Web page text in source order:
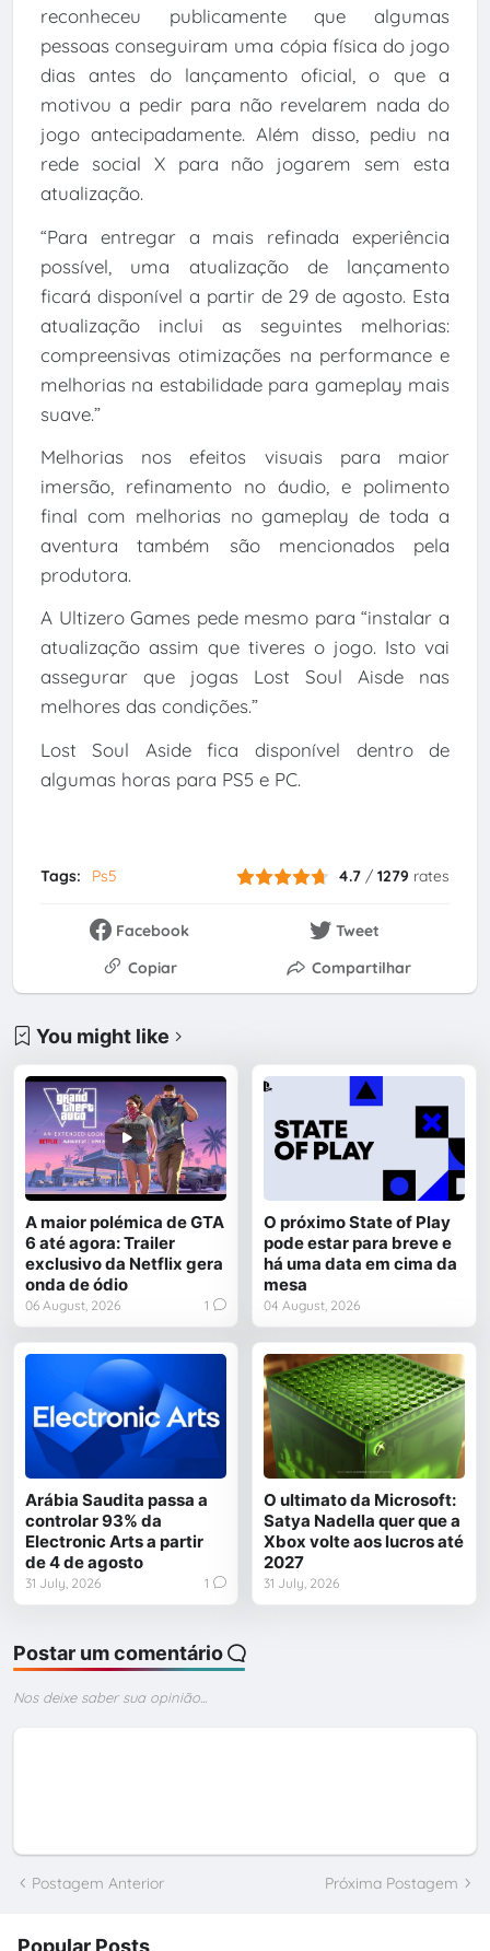
reconheceu publicamente que algumas
pessoas conseguiram uma cópia física do jogo
dias antes do lançamento oficial, o que a
motivou a pedir para não revelarem nada do
jogo antecipadamente. Além disso, pediu na
rede social X para não jogarem sem esta
atualização.
“Para entregar a mais refinada experiência
possível, uma atualização de lançamento
ficará disponível a partir de 29 de agosto. Esta
atualização inclui as seguintes melhorias:
compreensivas otimizações na performance e
melhorias na estabilidade para gameplay mais
suave.”
Melhorias nos efeitos visuais para maior
imersão, refinamento no áudio, e polimento
final com melhorias no gameplay de toda a
aventura também são mencionados pela
produtora.
A Ultizero Games pede mesmo para “instalar a
atualização assim que tiveres o jogo. Isto vai
assegurar que jogas Lost Soul Aisde nas
melhores das condições.”
Lost Soul Aside fica disponível dentro de
algumas horas para PS5 e PC.
Tags: Ps5 4.7 /1279 rates
Facebook
Tweet
Copiar
Compartilhar
You might like
A maior polémica de GTA
6 até agora: Trailer
exclusivo da Netflix gera
onda de ódio
06 August, 2026 1
O próximo State of Play
pode estar para breve e
há uma data em cima da
mesa
04 August, 2026
Arábia Saudita passa a
controlar 93% da
Electronic Arts a partir
de 4 de agosto
31 July, 2026 1
O ultimato da Microsoft:
Satya Nadella quer que a
Xbox volte aos lucros até
2027
31 July, 2026
Postar um comentário
Nos deixe saber sua opinião...
Postagem Anterior Próxima Postagem
Popular Posts